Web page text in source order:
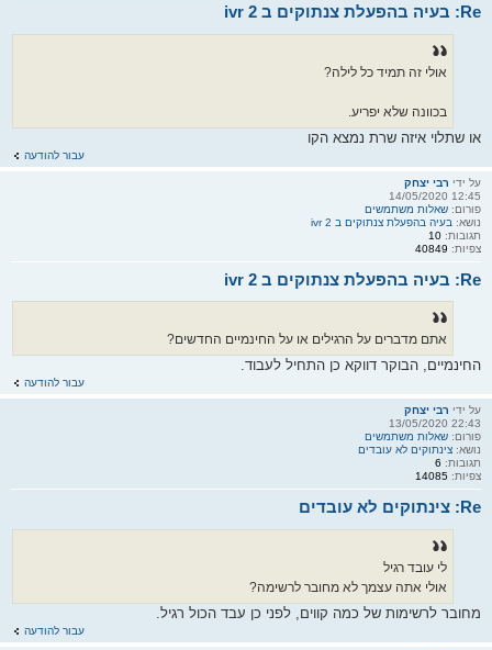
Re: בעיה בהפעלת צנתוקים ב ivr 2
אולי זה תמיד כל לילה?
בכוונה שלא יפריע.
או שתלוי איזה שרת נמצא הקו
עבור להודעה
על ידי רבי יצחק
12:45 14/05/2020
פורום: שאלות משתמשים
נושא: בעיה בהפעלת צנתוקים ב ivr 2
תגובות: 10
צפיות: 40849
Re: בעיה בהפעלת צנתוקים ב ivr 2
אתם מדברים על הרגילים או על החינמיים החדשים?
החינמיים, הבוקר דווקא כן התחיל לעבוד.
עבור להודעה
על ידי רבי יצחק
22:43 13/05/2020
פורום: שאלות משתמשים
נושא: צינתוקים לא עובדים
תגובות: 6
צפיות: 14085
Re: צינתוקים לא עובדים
לי עובד רגיל
אולי אתה עצמך לא מחובר לרשימה?
מחובר לרשימות של כמה קווים, לפני כן עבד הכול רגיל.
עבור להודעה